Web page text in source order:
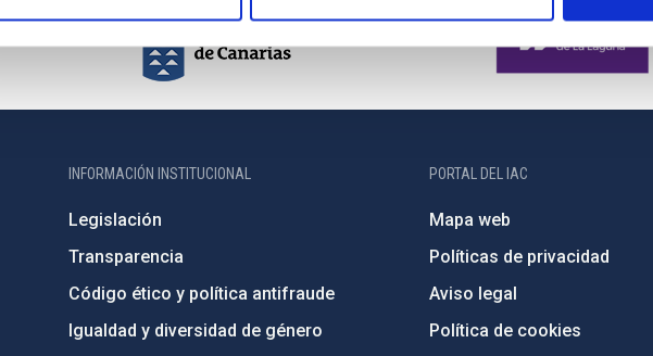
INFORMACIÓN INSTITUCIONAL
Legislación
Transparencia
Código ético y política antifraude
Igualdad y diversidad de género
PORTAL DEL IAC
Mapa web
Políticas de privacidad
Aviso legal
Política de cookies